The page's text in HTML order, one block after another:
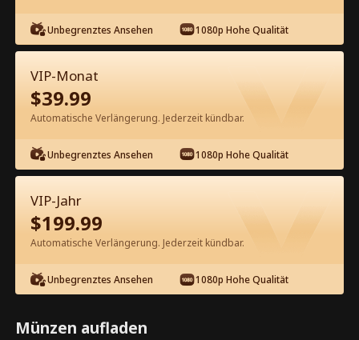
Kostenlos in der App ansehen
Episode 50 - Wiedergeboren als die
Lieblingsehefrau des CEOs
Kompletter Film
1-50 51-99
46 47 48 49
Unbegrenztes Ansehen 1080p Hohe Qualität
VIP-Monat
$39.99
Automatische Verlängerung. Jederzeit kündbar.
Unbegrenztes Ansehen 1080p Hohe Qualität
VIP-Jahr
$199.99
Automatische Verlängerung. Jederzeit kündbar.
Unbegrenztes Ansehen 1080p Hohe Qualität
Münzen aufladen